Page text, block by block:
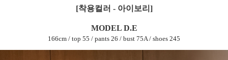
[착용컬러 - 아이보리]
MODEL D.E
166cm / top 55 / pants 26 / bust 75A / shoes 245